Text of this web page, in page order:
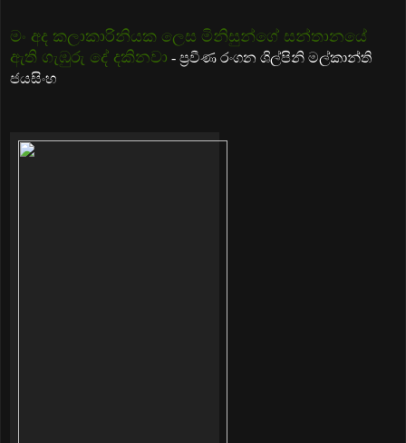
මං අද කලාකාරිනියක ලෙස මිනිසුන්ගේ සන්තානයේ
ඇති ගැඹුරු දේ දකිනවා - ප්‍රවීණ රංගන ශිල්පිනි මල්කාන්ති
ජයසිංහ